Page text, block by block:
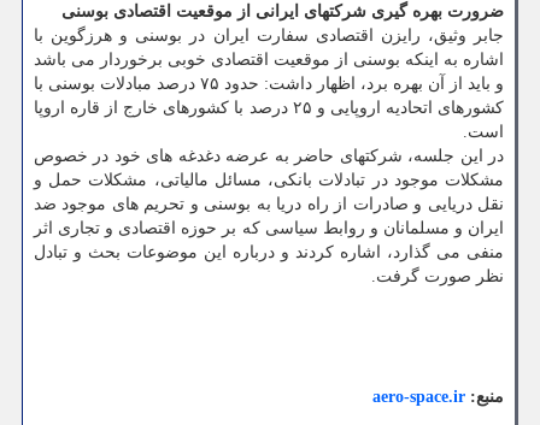
ضرورت بهره گیری شرکتهای ایرانی از موقعیت اقتصادی بوسنی
جابر وثیق، رایزن اقتصادی سفارت ایران در بوسنی و هرزگوین با
اشاره به اینکه بوسنی از موقعیت اقتصادی خوبی برخوردار می باشد
و باید از آن بهره برد، اظهار داشت: حدود ۷۵ درصد مبادلات بوسنی با
کشورهای اتحادیه اروپایی و ۲۵ درصد با کشورهای خارج از قاره اروپا
است.
در این جلسه، شرکتهای حاضر به عرضه دغدغه های خود در خصوص
مشکلات موجود در تبادلات بانکی، مسائل مالیاتی، مشکلات حمل و
نقل دریایی و صادرات از راه دریا به بوسنی و تحریم های موجود ضد
ایران و مسلمانان و روابط سیاسی که بر حوزه اقتصادی و تجاری اثر
منفی می گذارد، اشاره کردند و درباره این موضوعات بحث و تبادل
نظر صورت گرفت.
منبع: aero-space.ir